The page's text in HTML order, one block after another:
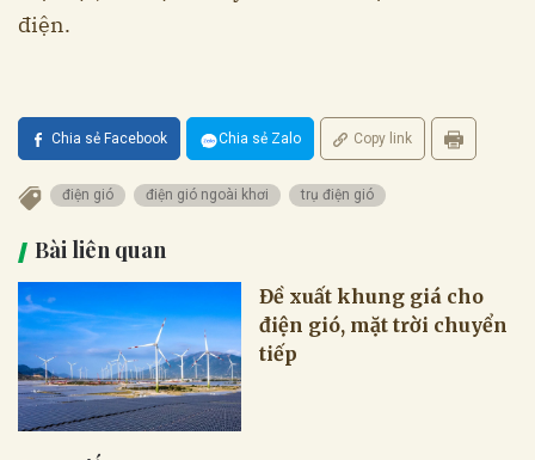
điện.
Chia sẻ Facebook Chia sẻ Zalo Copy link
điện gió điện gió ngoài khơi trụ điện gió
Bài liên quan
Đề xuất khung giá cho
điện gió, mặt trời chuyển
tiếp